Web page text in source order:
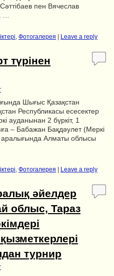
пен Вячеслав
…
Фотогалерея Leave a reply
түрінен
Шығыс Қазақстан
Республикасы есесектер
ауданынан 2 бүркіт, 1
– Бабажан Бақдәулет (Меркі
Алматы облысы
Фотогалерея Leave a reply
әйелдер
облыс, Тараз
турнир